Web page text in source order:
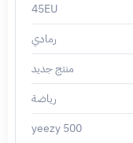
45EU
رمادي
منتج جديد
رياضة
500 yeezy